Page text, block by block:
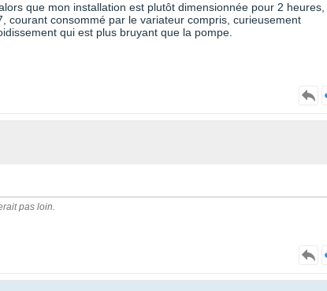
que mon installation est plutôt dimensionnée pour 2 heures,
courant consommé par le variateur compris, curieusement
qui est plus bruyant que la pompe.
pas loin.